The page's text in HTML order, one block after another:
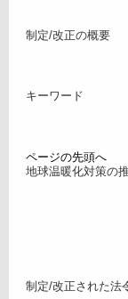
制定/改正の概要
キーワード
ページの先頭へ
地球温暖化対策の
制定/改正された法